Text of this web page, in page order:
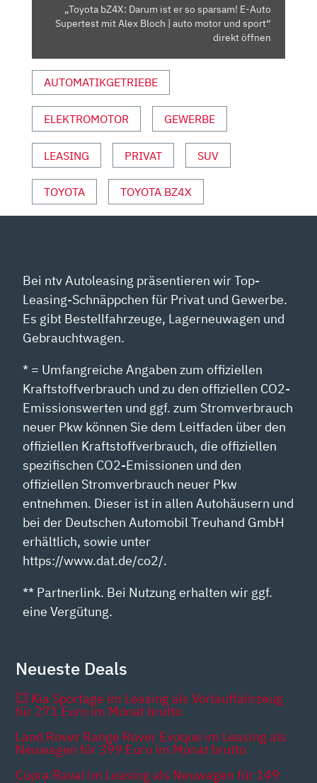
SUPERTEST
BLOCH
AUTO
MOTOR
SPORT“
VON
YOUTUBE
ANZEIGEN
„Toyota bZ4X: Darum ist er so sparsam! E-Auto
Supertest mit Alex Bloch | auto motor und sport“
direkt öffnen
AUTOMATIKGETRIEBE
ELEKTROMOTOR GEWERBE
LEASING PRIVAT SUV
TOYOTA TOYOTA BZ4X
Bei ntv Autoleasing präsentieren wir Top-
Leasing-Schnäppchen für Privat und Gewerbe.
Es gibt Bestellfahrzeuge, Lagerneuwagen und
Gebrauchtwagen.
* = Umfangreiche Angaben zum offiziellen
Kraftstoffverbrauch und zu den offiziellen CO2-
Emissionswerten und ggf. zum Stromverbrauch
neuer Pkw können Sie dem Leitfaden über den
offiziellen Kraftstoffverbrauch, die offiziellen
spezifischen CO2-Emissionen und den
offiziellen Stromverbrauch neuer Pkw
entnehmen. Dieser ist in allen Autohäusern und
bei der Deutschen Automobil Treuhand GmbH
erhältlich, sowie unter
https://www.dat.de/co2/.
** Partnerlink. Bei Nutzung erhalten wir ggf.
eine Vergütung.
Neueste Deals
💥 Kia Sportage im Leasing als Vorlauffahrzeug
für 271 Euro im Monat brutto
Land Rover Range Rover Evoque im Leasing als
Neuwagen für 399 Euro im Monat brutto
Cupra Raval im Leasing als Neuwagen für 149